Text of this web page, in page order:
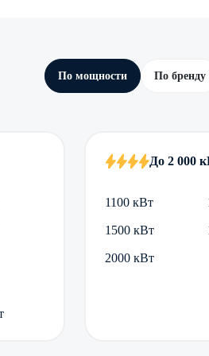
По мощности По бренду
До 2 000
1100 кВт
1500 кВт
2000 кВт